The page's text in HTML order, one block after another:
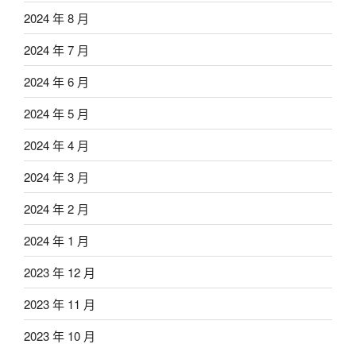
2024 年 8 月
2024 年 7 月
2024 年 6 月
2024 年 5 月
2024 年 4 月
2024 年 3 月
2024 年 2 月
2024 年 1 月
2023 年 12 月
2023 年 11 月
2023 年 10 月